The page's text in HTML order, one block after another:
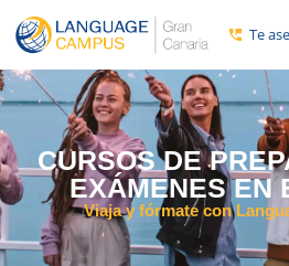
Te
CURSOS DE
EXÁMENES EN
Viaja y fórmate con